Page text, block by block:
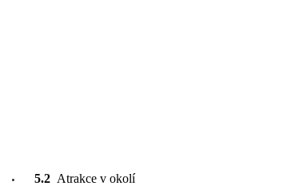
5.2 Atrakce v okolí